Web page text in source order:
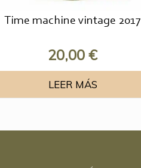
Time machine vintage 2017
20,00€
LEER MÁS